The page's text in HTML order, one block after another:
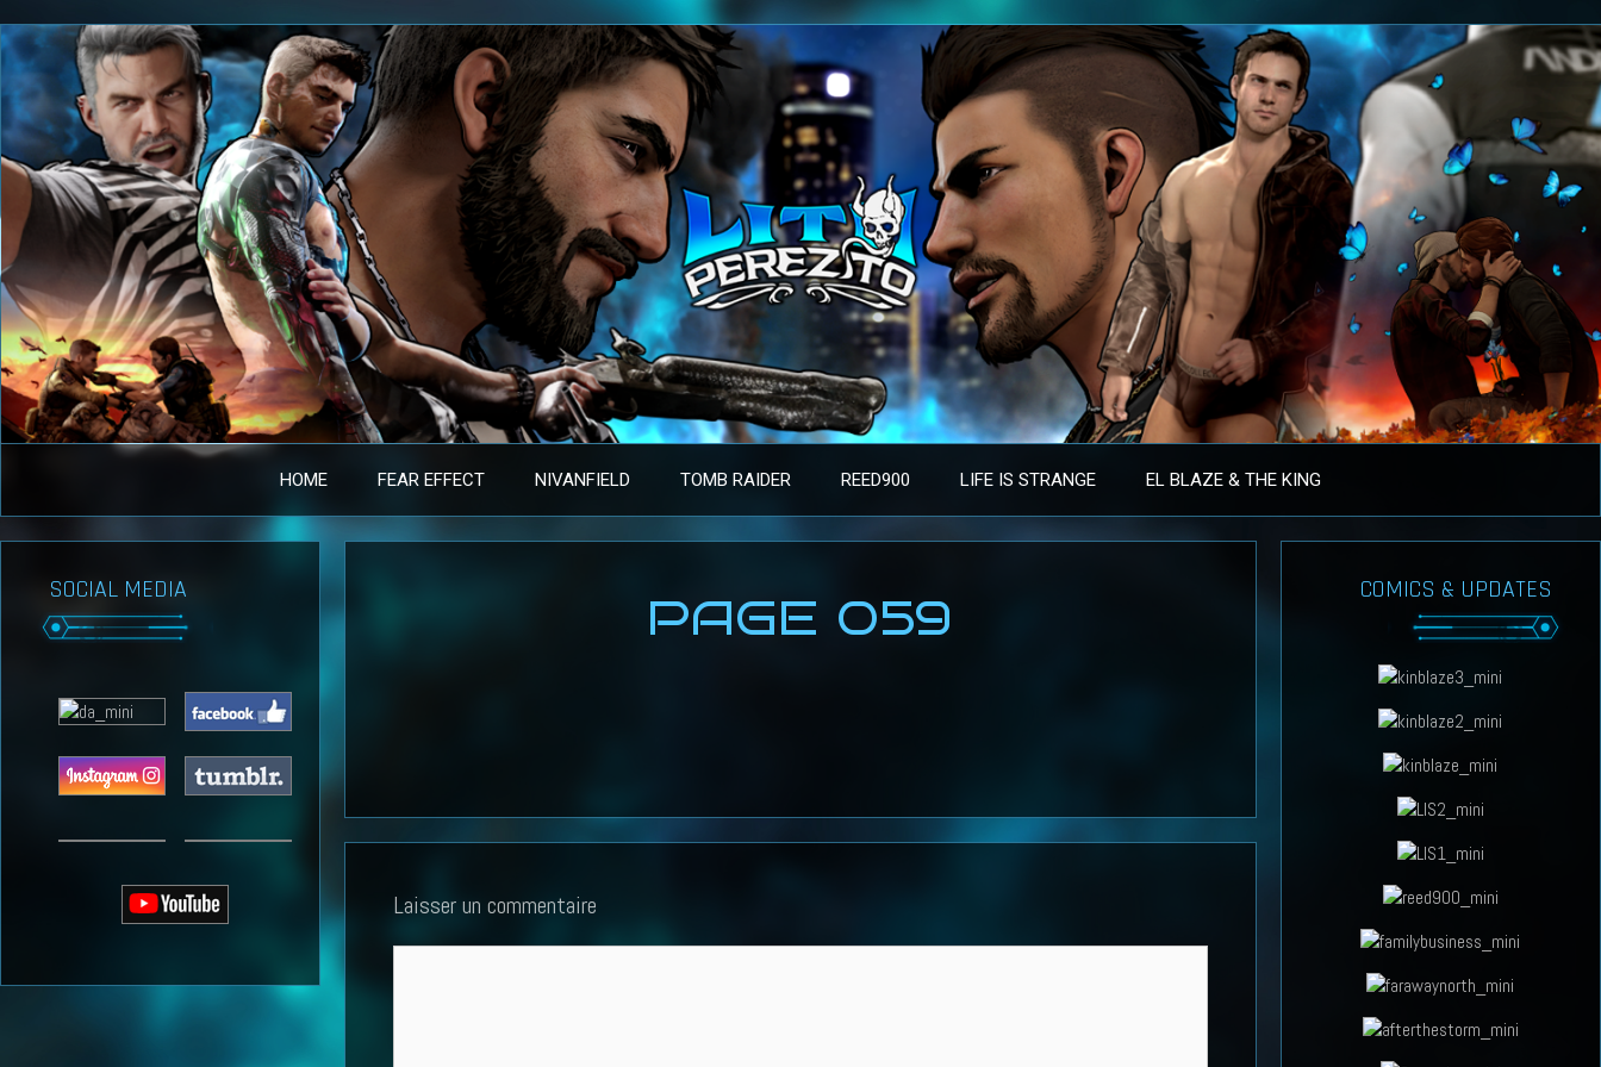
Aller
au
contenu
HOME FEAR EFFECT NIVANFIELD TOMB RAIDER REED900 LIFE IS STRANGE EL BLAZE & THE KING
PAGE 059
Laisser un commentaire
SOCIAL MEDIA COMICS & UPDATES